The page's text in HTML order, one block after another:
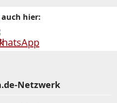
auch hier:
Netzwerk